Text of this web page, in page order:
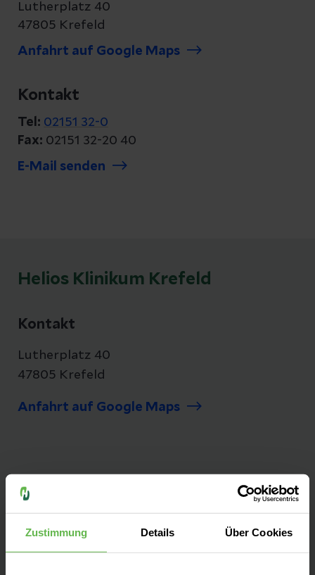
Zustimmung Details Über Cookies
Lutherplatz 40
47805 Krefeld
Anfahrt auf Google Maps
Kontakt
Tel: 02151 32-0
Fax: 02151 32-20 40
E-Mail senden
Helios Klinikum Krefeld
Kontakt
Lutherplatz 40
47805 Krefeld
Anfahrt auf Google Maps
Als modernes Haus der Maximalversorgung
bieten wir Ihnen nahezu das gesamte
attraktive Einstiegs- und